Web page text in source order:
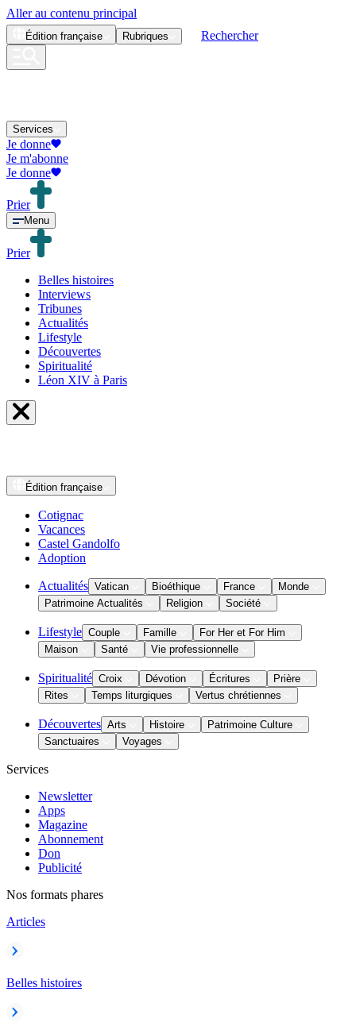
Aller au contenu principal
Édition française Rubriques Rechercher
Services
Je donne
Je m'abonne
Je donne
Prier
Menu
Prier
Belles histoires
Interviews
Tribunes
Actualités
Lifestyle
Découvertes
Spiritualité
Léon XIV à Paris
Édition française
Cotignac
Vacances
Castel Gandolfo
Adoption
Actualités Vatican Bioéthique France
Monde
Patrimoine Actualités
Religion Société
Lifestyle Couple Famille
For Her et For Him
Maison
Santé Vie professionnelle
Spiritualité Croix Dévotion Écritures
Prière
Rites
Temps liturgiques Vertus chrétiennes
Découvertes Arts Histoire
Patrimoine Culture
Sanctuaires
Voyages
Services
Newsletter
Apps
Magazine
Abonnement
Don
Publicité
Nos formats phares
Articles
Belles histoires